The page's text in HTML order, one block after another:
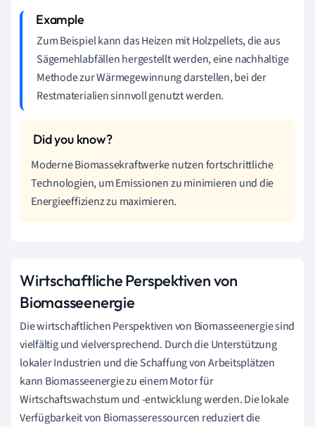
Zum Beispiel kann das Heizen mit Holzpellets, die aus
Sägemehlabfällen hergestellt werden, eine nachhaltige
Methode zur Wärmegewinnung darstellen, bei der
Restmaterialien sinnvoll genutzt werden.
Moderne Biomassekraftwerke nutzen fortschrittliche
Technologien, um Emissionen zu minimieren und die
Energieeffizienz zu maximieren.
Wirtschaftliche Perspektiven von
Biomasseenergie
Die wirtschaftlichen Perspektiven von Biomasseenergie sind
vielfältig und vielversprechend. Durch die Unterstützung
lokaler Industrien und die Schaffung von Arbeitsplätzen
kann Biomasseenergie zu einem Motor für
Wirtschaftswachstum und -entwicklung werden. Die lokale
Verfügbarkeit von Biomasseressourcen reduziert die